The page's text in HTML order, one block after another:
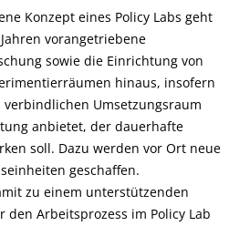
Konzept eines Policy Labs geht
vorangetriebene
sowie die Einrichtung von
hinaus, insofern
verbindlichen Umsetzungsraum
anbietet, der dauerhafte
soll. Dazu werden vor Ort neue
geschaffen.
zu einem unterstützenden
Arbeitsprozess im Policy Lab